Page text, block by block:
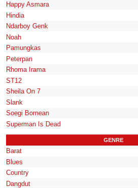
Happy Asmara
Hindia
Ndarboy Genk
Noah
Pamungkas
Peterpan
Rhoma Irama
ST12
Sheila On 7
Slank
Soegi Bornean
Superman Is Dead
GENRE
Barat
Blues
Country
Dangdut